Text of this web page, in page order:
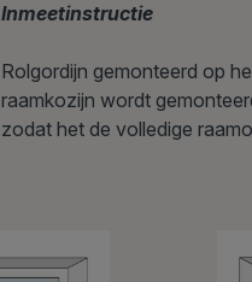
Inmeetinstructie
Rolgordijn gemonteerd op
raamkozijn wordt
zodat het de volledige